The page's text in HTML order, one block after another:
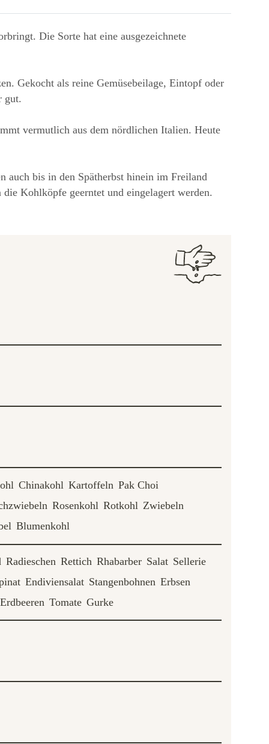
Die Sorte hat eine ausgezeichnete
Gekocht als reine Gemüsebeilage, Eintopf oder
gut.
vermutlich aus dem nördlichen Italien. Heute
auch bis in den Spätherbst hinein im Freiland
Kohlköpfe geerntet und eingelagert werden.
Chinakohl Kartoffeln Pak Choi
Rosenkohl Rotkohl Zwiebeln
Blumenkohl
Radieschen Rettich Rhabarber Salat Sellerie
Endiviensalat Stangenbohnen Erbsen
Erdbeeren Tomate Gurke